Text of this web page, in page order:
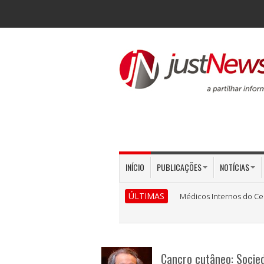
INÍCIO PUBLICAÇÕES NOTÍCIAS
ÚLTIMAS Médicos Internos do
Cancro cutâneo: